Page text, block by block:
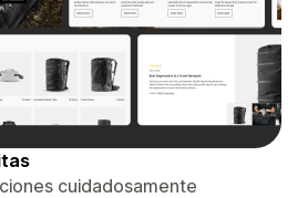
cuidadosamente